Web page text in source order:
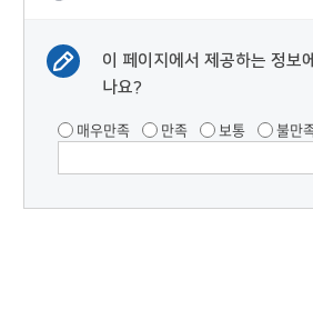
이 페이지에서 제공하는 정보
나요?
매우만족 만족 보통 불만